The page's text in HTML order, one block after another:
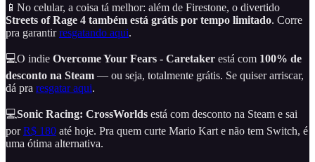
📱No celular, a coisa tá melhor: além de Firestone, o divertido
Streets of Rage 4 também está grátis por tempo limitado. Corre
pra garantirresgatando aqui.
💻O indie Overcome Your Fears - Caretaker está com 100% de
desconto na Steam — ou seja, totalmente grátis. Se quiser arriscar,
dá pra resgatar aqui.
💻Sonic Racing: CrossWorlds está com desconto na Steam e sai
porR$ 180 até hoje. Pra quem curte Mario Kart e não tem Switch, é
uma ótima alternativa.